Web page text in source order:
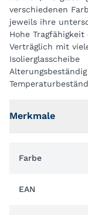
verschiedenen
jeweils ihre
Hohe
Verträglich mit
Isolierglasscheibe
Alterungsbeständig
Merkmale
Farbe
EAN